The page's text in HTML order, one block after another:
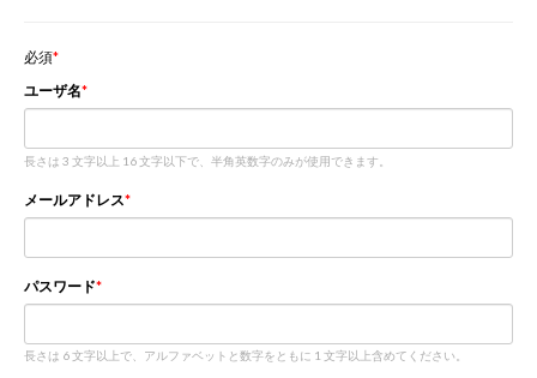
必須
ユーザ名
長さは 3 文字以上 16 文字以下で、半角英数字のみが使用できます。
メールアドレス
パスワード
長さは 6 文字以上で、アルファベットと数字をともに 1 文字以上含めてください。